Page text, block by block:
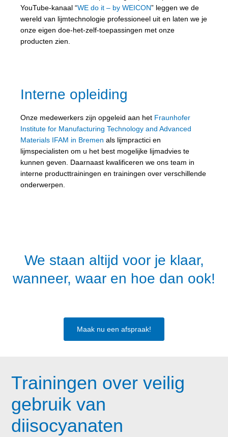
YouTube-kanaal “WE do it – by WEICON” leggen we de
wereld van lijmtechnologie professioneel uit en laten we je
onze eigen doe-het-zelf-toepassingen met onze
producten zien.
Interne opleiding
Onze medewerkers zijn opgeleid aan het Fraunhofer
Institute for Manufacturing Technology and Advanced
Materials IFAM in Bremen als lijmpractici en
lijmspecialisten om u het best mogelijke lijmadvies te
kunnen geven. Daarnaast kwalificeren we ons team in
interne producttrainingen en trainingen over verschillende
onderwerpen.
We staan altijd voor je klaar,
wanneer, waar en hoe dan ook!
Maak nu een afspraak!
Trainingen over veilig
gebruik van
diisocyanaten